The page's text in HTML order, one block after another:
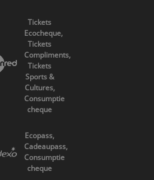
Tickets
Ecocheque,
Tickets
Compliments,
Tickets
Sports &
Cultures,
Consumptie
cheque
Ecopass,
Cadeaupass,
Consumptie
cheque